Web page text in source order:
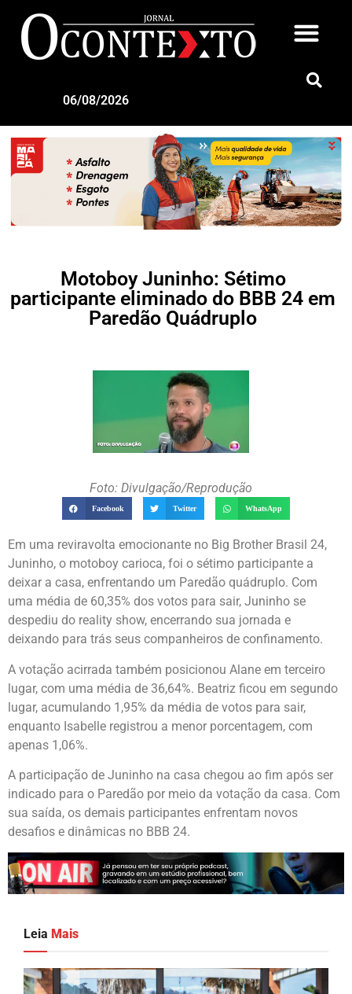
06/08/2026
Motoboy Juninho: Sétimo
participante eliminado do BBB 24 em
Paredão Quádruplo
Foto: Divulgação/Reprodução
Facebook Twitter WhatsApp
Em uma reviravolta emocionante no Big Brother Brasil 24,
Juninho, o motoboy carioca, foi o sétimo participante a
deixar a casa, enfrentando um Paredão quádruplo. Com
uma média de 60,35% dos votos para sair, Juninho se
despediu do reality show, encerrando sua jornada e
deixando para trás seus companheiros de confinamento.
A votação acirrada também posicionou Alane em terceiro
lugar, com uma média de 36,64%. Beatriz ficou em segundo
lugar, acumulando 1,95% da média de votos para sair,
enquanto Isabelle registrou a menor porcentagem, com
apenas 1,06%.
A participação de Juninho na casa chegou ao fim após ser
indicado para o Paredão por meio da votação da casa. Com
sua saída, os demais participantes enfrentam novos
desafios e dinâmicas no BBB 24.
Leia Mais